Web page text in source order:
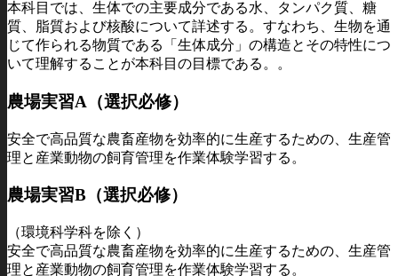
本科目では、生体での主要成分である水、タンパク質、糖
質、脂質および核酸について詳述する。すなわち、生物を通
じて作られる物質である「生体成分」の構造とその特性につ
いて理解することが本科目の目標である。。
農場実習A（選択必修）
安全で高品質な農畜産物を効率的に生産するための、生産管
理と産業動物の飼育管理を作業体験学習する。
農場実習B（選択必修）
（環境科学科を除く）
安全で高品質な農畜産物を効率的に生産するための、生産管
理と産業動物の飼育管理を作業体験学習する。